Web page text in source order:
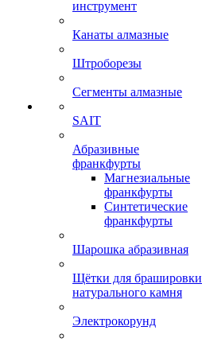
инструмент
Канаты алмазные
Штроборезы
Сегменты алмазные
SAIT
Абразивные
франкфурты
Магнезиальные
франкфурты
Синтетические
франкфурты
Шарошка абразивная
Щётки для брашировки
натурального камня
Электрокорунд